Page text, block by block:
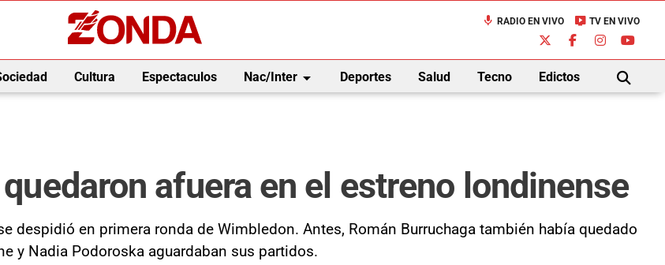
mic RADIO EN VIVO live_tv TV EN VIVO
Cultura Espectaculos Nac/Interarrow_drop_down Deportes Salud Tecno Edictos
BUSCAR
afuera en el estreno londinense
despidió en primera ronda de Wimbledon. Antes, Román Burruchaga también había quedado
y Nadia Podoroska aguardaban sus partidos.